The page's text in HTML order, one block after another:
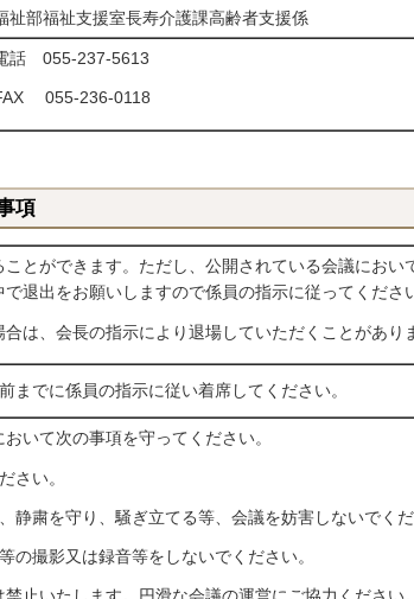
祉部福祉支援室長寿介護課高齢者支援係
話 055-237-5613
055-236-0118
項
とができます。ただし、公開されている会議におい
退出をお願いしますので係員の指示に従ってくださ
は、会長の指示により退場していただくことがあり
までに係員の指示に従い着席してください。
いて次の事項を守ってください。
さい。
静粛を守り、騒ぎ立てる等、会議を妨害しないでくだ
の撮影又は録音等をしないでください。